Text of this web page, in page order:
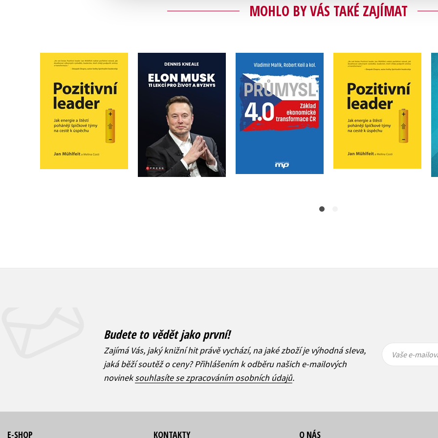
MOHLO BY VÁS TAKÉ ZAJÍMAT
Pozitivní leader
Jan Mühlfeit
Do košíku
499 Kč
399 Kč
Elon Musk: 11 lekcí pro
život a byznys
Dennis Kneale
Do košíku
499 Kč
399 Kč
Průmysl 4.0 - Základ
ekonomické
transformace ČR
Vladimír Mařík
,
Robert Keil
Do košíku
Pozitivní leader
Jan Mühlfeit
Do košíku
449 Kč
359 Kč
Budete to vědět jako první!
Zajímá Vás, jaký knižní hit právě vychází, na jaké zboží je výhodná sleva,
jaká běží soutěž o ceny? Přihlášením k odběru našich e-mailových
novineksouhlasíte se zpracováním osobních údajů.
mailová
mailová
Vaše e-
E-SHOP KONTAKTY O NÁS